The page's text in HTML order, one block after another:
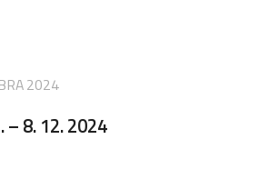
2024
8. 12. 2024